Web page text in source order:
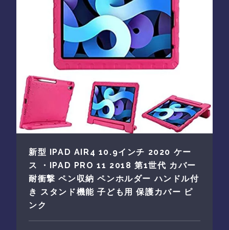
新型 IPAD AIR4 10.9インチ 2020 ケー
ス ・IPAD PRO 11 2018 第1世代 カバー
耐衝撃 ペン収納 ペンホルダー ハンドル付
き スタンド機能 子ども用 保護カバー ピ
ンク